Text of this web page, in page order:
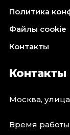
Политика
Файлы cookie
Контакты
Контакты
Москва,
Время